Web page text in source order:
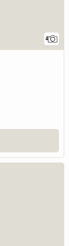
4